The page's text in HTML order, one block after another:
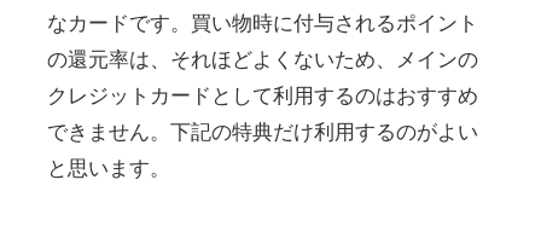
なカードです。買い物時に付与されるポイント
の還元率は、それほどよくないため、メインの
クレジットカードとして利用するのはおすすめ
できません。下記の特典だけ利用するのがよい
と思います。